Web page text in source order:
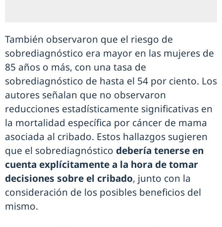
También observaron que el riesgo de
sobrediagnóstico era mayor en las mujeres de
85 años o más, con una tasa de
sobrediagnóstico de hasta el 54 por ciento. Los
autores señalan que no observaron
reducciones estadísticamente significativas en
la mortalidad específica por cáncer de mama
asociada al cribado. Estos hallazgos sugieren
que el sobrediagnóstico debería tenerse en
cuenta explícitamente a la hora de tomar
decisiones sobre el cribado, junto con la
consideración de los posibles beneficios del
mismo.